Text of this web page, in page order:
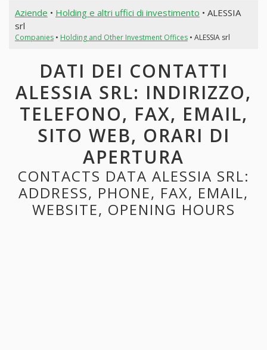
Aziende • Holding e altri uffici di investimento • ALESSIA
srl
Companies• Holding and Other Investment Offices• ALESSIA srl
DATI DEI CONTATTI
ALESSIA SRL: INDIRIZZO,
TELEFONO, FAX, EMAIL,
SITO WEB, ORARI DI
APERTURA
CONTACTS DATA ALESSIA SRL:
ADDRESS, PHONE, FAX, EMAIL,
WEBSITE, OPENING HOURS